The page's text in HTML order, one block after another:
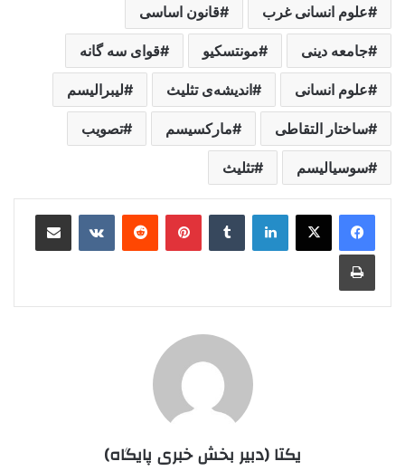
علوم انسانی غرب قانون اساسی
جامعه دینی مونتسکیو قوای سه گانه
علوم انسانی اندیشه‌ی تثلیث لیبرالیسم
ساختار التقاطی مارکسیسم تصویب
سوسیالیسم تثلیث
لینکدین ‫تامبلر ‫پین‌ترست‫رددیت ‫VKontakteاشتراک گذاری از طریق ایمیل
چاپ
یکتا (دبیر بخش خبری پایگاه)